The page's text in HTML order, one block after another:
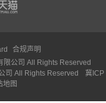
合规声明
公司 All Rights Reserved
司 All Rights Reserved
冀ICP
地图